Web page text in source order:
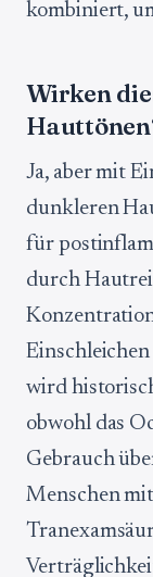
kombiniert,
Wirken
Ja, aber mit
dunkleren
für
durch
wird
obwohl das
Gebrauch
Menschen